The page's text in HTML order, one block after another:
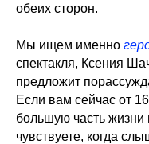
обеих сторон.
Мы ищем именно
спектакля, Ксения
предложит
Если вам сейчас от
большую часть
чувствуете, когда